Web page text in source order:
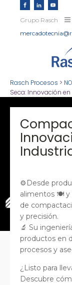
Grupo Rasch
Rasch Procesos >
Seca: Innovación
⚙️Desde
alimentos 🍽️ y
de
y precisión.
🔬 Su
productos en
procesos y
¿Listo para
Descubre